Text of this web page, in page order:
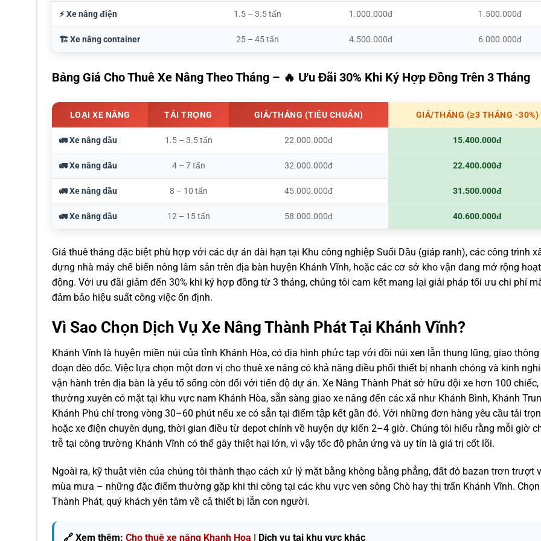
⚡ Xe nâng điện 1.5 – 3.5 tấn 1.000.000đ 1.500.000đ
🏗️ Xe nâng container 25 – 45 tấn 4.500.000đ 6.000.000đ
Bảng Giá Cho Thuê Xe Nâng Theo Tháng – 🔥 Ưu Đãi 30% Khi Ký Hợp Đồng Trên 3 Tháng
LOẠI XE NÂNG TẢI TRỌNG GIÁ/THÁNG (TIÊU CHUẨN) GIÁ/THÁNG (≥3 THÁNG -30%)
🚛 Xe nâng dầu 1.5 – 3.5 tấn 22.000.000đ 15.400.000đ
🚛 Xe nâng dầu 4 – 7 tấn 32.000.000đ 22.400.000đ
🚛 Xe nâng dầu 8 – 10 tấn 45.000.000đ 31.500.000đ
🚛 Xe nâng dầu 12 – 15 tấn 58.000.000đ 40.600.000đ
Giá thuê tháng đặc biệt phù hợp với các dự án dài hạn tại Khu công nghiệp Suối Dầu (giáp ranh), các công trình
dựng nhà máy chế biến nông lâm sản trên địa bàn huyện Khánh Vĩnh, hoặc các cơ sở kho vận đang mở rộng hoạt
động. Với ưu đãi giảm đến 30% khi ký hợp đồng từ 3 tháng, chúng tôi cam kết mang lại giải pháp tối ưu chi phí
đảm bảo hiệu suất công việc ổn định.
Vì Sao Chọn Dịch Vụ Xe Nâng Thành Phát Tại Khánh Vĩnh?
Khánh Vĩnh là huyện miền núi của tỉnh Khánh Hòa, có địa hình phức tạp với đồi núi xen lẫn thung lũng, giao
đoạn đèo dốc. Việc lựa chọn một đơn vị cho thuê xe nâng có khả năng điều phối thiết bị nhanh chóng và kinh
vận hành trên địa bàn là yếu tố sống còn đối với tiến độ dự án. Xe Nâng Thành Phát sở hữu đội xe hơn 100 chiếc,
thường xuyên có mặt tại khu vực nam Khánh Hòa, sẵn sàng giao xe nâng đến các xã như Khánh Bình, Khánh
Khánh Phú chỉ trong vòng 30–60 phút nếu xe có sẵn tại điểm tập kết gần đó. Với những đơn hàng yêu cầu tải
hoặc xe điện chuyên dụng, thời gian điều từ depot chính về huyện dự kiến 2–4 giờ. Chúng tôi hiểu rằng mỗi giờ
trễ tại công trường Khánh Vĩnh có thể gây thiệt hại lớn, vì vậy tốc độ phản ứng và uy tín là giá trị cốt lõi.
Ngoài ra, kỹ thuật viên của chúng tôi thành thạo cách xử lý mặt bằng không bằng phẳng, đất đỏ bazan trơn trượt
mùa mưa – những đặc điểm thường gặp khi thi công tại các khu vực ven sông Chò hay thị trấn Khánh Vĩnh. Chọn
Thành Phát, quý khách yên tâm về cả thiết bị lẫn con người.
🔗 Xem thêm: Cho thuê xe nâng Khanh Hoa | Dịch vụ tại khu vực khác